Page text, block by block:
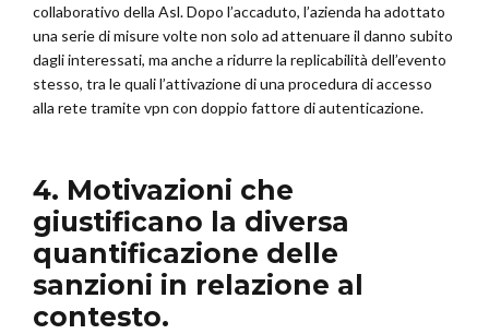
collaborativo della Asl. Dopo l’accaduto, l’azienda ha adottato
una serie di misure volte non solo ad attenuare il danno subito
dagli interessati, ma anche a ridurre la replicabilità dell’evento
stesso, tra le quali l’attivazione di una procedura di accesso
alla rete tramite vpn con doppio fattore di autenticazione.
4. Motivazioni che
giustificano la diversa
quantificazione delle
sanzioni in relazione al
contesto.